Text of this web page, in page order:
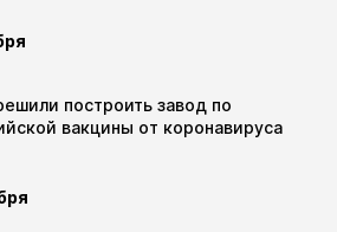
построить завод по
вакцины от коронавируса